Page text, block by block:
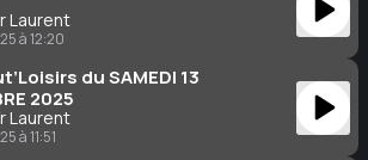
Laurent
à 12:20
du SAMEDI 13
2025
Laurent
à 11:51